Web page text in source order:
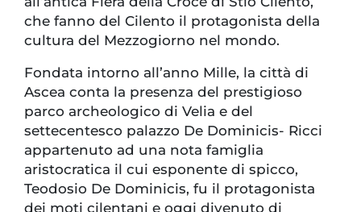
che fanno del Cilento il protagonista della
cultura del Mezzogiorno nel mondo.
Fondata intorno all’anno Mille, la città di
Ascea conta la presenza del prestigioso
parco archeologico di Velia e del
settecentesco palazzo De Dominicis- Ricci
appartenuto ad una nota famiglia
aristocratica il cui esponente di spicco,
Teodosio De Dominicis, fu il protagonista
dei moti cilentani e oggi divenuto di